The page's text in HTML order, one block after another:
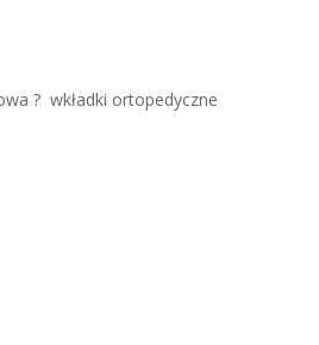
? wkładki ortopedyczne